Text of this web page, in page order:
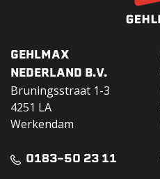
GEHLMAX
NEDERLAND B.V.
Bruningsstraat 1-3
4251 LA
Werkendam
0183-50 23 11